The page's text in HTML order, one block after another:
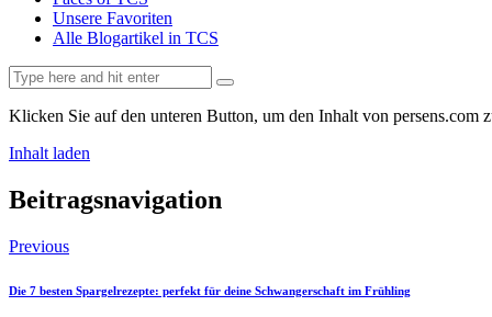
Unsere Favoriten
Alle Blogartikel in TCS
Klicken Sie auf den unteren Button, um den Inhalt von persens.com
Inhalt laden
Beitragsnavigation
Previous
Die 7 besten Spargelrezepte: perfekt für deine Schwangerschaft im Frühling